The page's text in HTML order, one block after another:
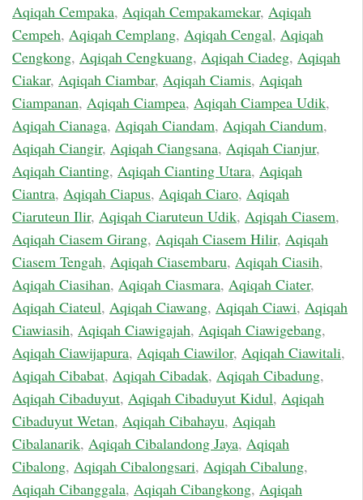
Aqiqah Cempaka, Aqiqah Cempakamekar, Aqiqah
Cempeh, Aqiqah Cemplang, Aqiqah Cengal, Aqiqah
Cengkong, Aqiqah Cengkuang, Aqiqah Ciadeg, Aqiqah
Ciakar, Aqiqah Ciambar, Aqiqah Ciamis, Aqiqah
Ciampanan, Aqiqah Ciampea, Aqiqah Ciampea Udik,
Aqiqah Cianaga, Aqiqah Ciandam, Aqiqah Ciandum,
Aqiqah Ciangir, Aqiqah Ciangsana, Aqiqah Cianjur,
Aqiqah Cianting, Aqiqah Cianting Utara, Aqiqah
Ciantra, Aqiqah Ciapus, Aqiqah Ciaro, Aqiqah
Ciaruteun Ilir, Aqiqah Ciaruteun Udik, Aqiqah Ciasem,
Aqiqah Ciasem Girang, Aqiqah Ciasem Hilir, Aqiqah
Ciasem Tengah, Aqiqah Ciasembaru, Aqiqah Ciasih,
Aqiqah Ciasihan, Aqiqah Ciasmara, Aqiqah Ciater,
Aqiqah Ciateul, Aqiqah Ciawang, Aqiqah Ciawi, Aqiqah
Ciawiasih, Aqiqah Ciawigajah, Aqiqah Ciawigebang,
Aqiqah Ciawijapura, Aqiqah Ciawilor, Aqiqah Ciawitali,
Aqiqah Cibabat, Aqiqah Cibadak, Aqiqah Cibadung,
Aqiqah Cibaduyut, Aqiqah Cibaduyut Kidul, Aqiqah
Cibaduyut Wetan, Aqiqah Cibahayu, Aqiqah
Cibalanarik, Aqiqah Cibalandong Jaya, Aqiqah
Cibalong, Aqiqah Cibalongsari, Aqiqah Cibalung,
Aqiqah Cibanggala, Aqiqah Cibangkong, Aqiqah